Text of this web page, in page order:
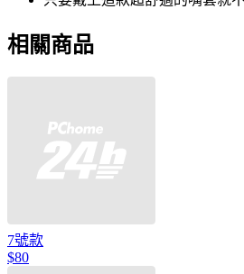
相關商品
7號款
$80